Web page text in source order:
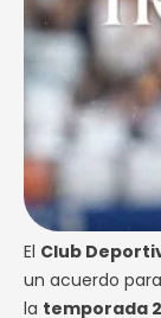
El Club
un acuerdo
la temporada